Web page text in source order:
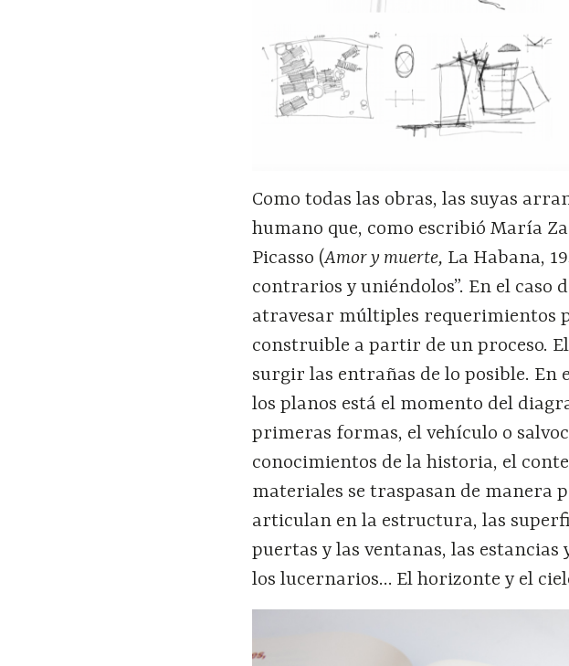
Como todas las obras, las suyas
humano que, como escribió María
Picasso (Amor y muerte, La Habana,
contrarios y uniéndolos”. En el caso
atravesar múltiples requerimientos
construible a partir de un proceso.
surgir las entrañas de lo posible. En
los planos está el momento del
primeras formas, el vehículo o
conocimientos de la historia, el
materiales se traspasan de manera
articulan en la estructura, las
puertas y las ventanas, las
los lucernarios… El horizonte y el